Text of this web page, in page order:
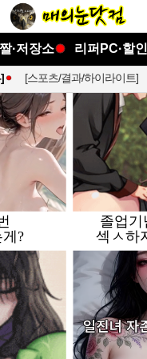
·저장소 리퍼PC·할인
[스포츠/결과/하이라이트]